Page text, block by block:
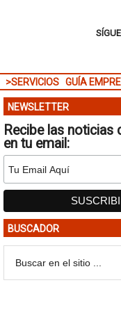
>SERVICIOS GUÍA
NEWSLETTER
Recibe las noticias
en tu email:
BUSCADOR